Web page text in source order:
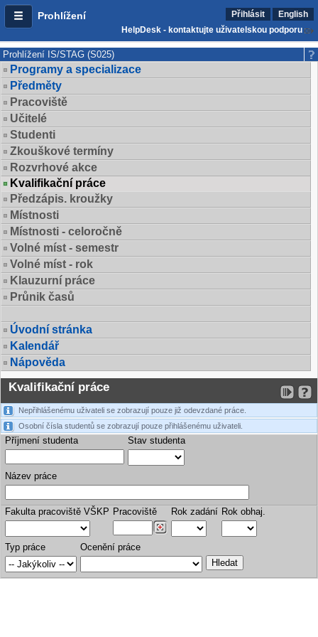
Prohlížení Přihlásit
English
HelpDesk - kontaktujte uživatelskou podporu
Prohlížení IS/STAG (S025)
Programy a specializace
Předměty
Pracoviště
Učitelé
Studenti
Zkouškové termíny
Rozvrhové akce
Kvalifikační práce
Předzápis. kroužky
Místnosti
Místnosti - celoročně
Volné míst - semestr
Volné míst - rok
Klauzurní práce
Průnik časů
Úvodní stránka
Kalendář
Nápověda
Kvalifikační práce
Nepřihlášenému uživateli se zobrazují pouze již odevzdané práce.
Osobní čísla studentů se zobrazují pouze přihlášenému uživateli.
Příjmení studenta Stav studenta
Název práce
Fakulta pracoviště VŠKP Pracoviště Rok zadání Rok obhaj.
Typ práce Ocenění práce